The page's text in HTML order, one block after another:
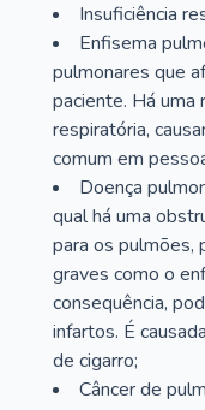
Insuficiência
Enfisema
pulmonares que
paciente. Há uma
respiratória,
comum em
Doença
qual há uma
para os pulmões,
graves como o
consequência,
infartos. É
de cigarro;
Câncer de